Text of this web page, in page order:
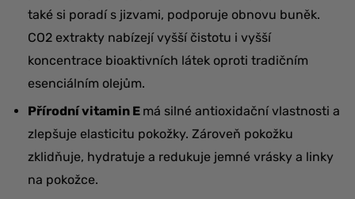
také si poradí s jizvami, podporuje obnovu buněk.
CO2 extrakty nabízejí vyšší čistotu i vyšší
koncentrace bioaktivních látek oproti tradičním
esenciálním olejům.
Přírodní vitamin E má silné antioxidační vlastnosti a
zlepšuje elasticitu pokožky. Zároveň pokožku
zklidňuje, hydratuje a redukuje jemné vrásky a linky
na pokožce.